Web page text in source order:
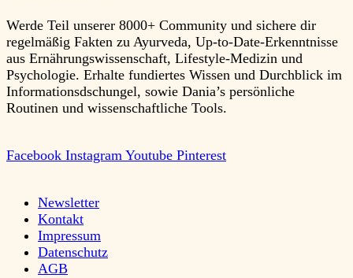
Werde Teil unserer 8000+ Community und sichere dir
regelmäßig Fakten zu Ayurveda, Up-to-Date-Erkenntnisse
aus Ernährungswissenschaft, Lifestyle-Medizin und
Psychologie. Erhalte fundiertes Wissen und Durchblick im
Informationsdschungel, sowie Dania’s persönliche
Routinen und wissenschaftliche Tools.
Facebook Instagram Youtube Pinterest
Newsletter
Kontakt
Impressum
Datenschutz
AGB